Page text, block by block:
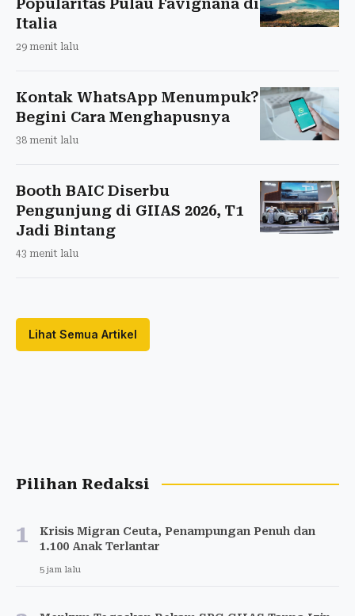
Italia
29 menit lalu
Kontak WhatsApp Menumpuk?
Begini Cara Menghapusnya
38 menit lalu
Booth BAIC Diserbu
Pengunjung di GIIAS 2026, T1
Jadi Bintang
43 menit lalu
Lihat Semua Artikel
Pilihan Redaksi
1
Krisis Migran Ceuta, Penampungan Penuh dan
1.100 Anak Terlantar
5 jam lalu